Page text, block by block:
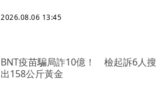
2026.08.06 13:45
BNT疫苗騙局詐10億！ 檢起訴6人搜
出158公斤黃金